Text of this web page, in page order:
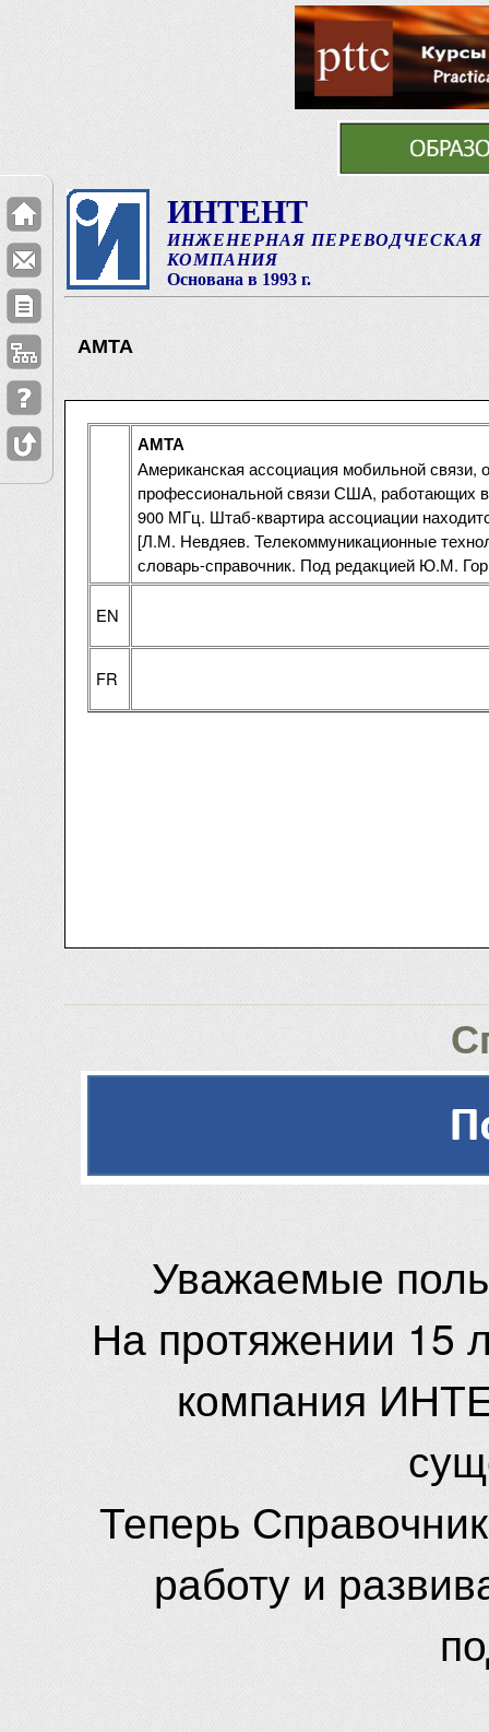
ИНТЕНТ
ИНЖЕНЕРНАЯ ПЕРЕВОДЧЕСКАЯ
КОМПАНИЯ
Основана в 1993 г.
АМТА
АМТА
Американская ассоциация мобильной связи,
профессиональной связи США, работающих в
900 МГц. Штаб-квартира ассоциации
[Л.М. Невдяев. Телекоммуникационные
словарь-справочник. Под редакцией Ю.М.
EN
FR
Уважаемые
На протяжении 15
компания
Теперь
работу и